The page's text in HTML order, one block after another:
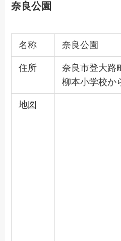
奈良公園
名称 奈良公園
住所
奈良市登大路
柳本小学校か
地図